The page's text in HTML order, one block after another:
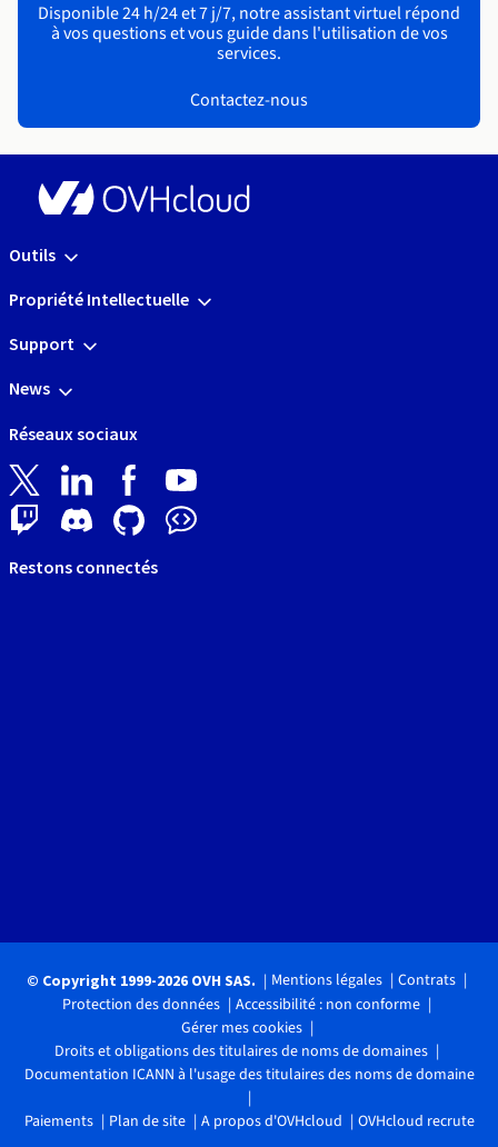
Disponible 24 h/24 et 7 j/7, notre assistant virtuel répond
à vos questions et vous guide dans l'utilisation de vos
services.
Contactez-nous
Outils
Propriété Intellectuelle
Support
News
Réseaux sociaux
Restons connectés
© Copyright 1999-2026 OVH SAS. Mentions légales
Contrats
Protection des données
Accessibilité : non conforme
Gérer mes cookies
Droits et obligations des titulaires de noms de domaines
Documentation ICANN à l'usage des titulaires des noms de domaine
Paiements Plan de site A propos d'OVHcloud OVHcloud recrute